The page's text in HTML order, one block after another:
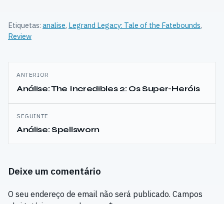
Etiquetas: analise, Legrand Legacy: Tale of the Fatebounds,
Review
Navegação
de
artigos
ANTERIOR
Análise: The Incredibles 2: Os Super-Heróis
SEGUINTE
Análise: Spellsworn
Deixe um comentário
O seu endereço de email não será publicado. Campos